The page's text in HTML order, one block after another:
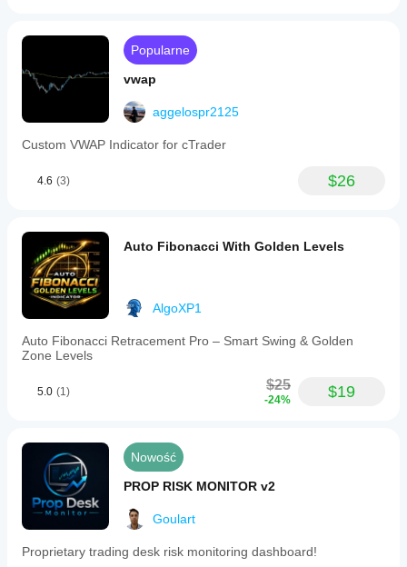
Popularne
vwap
aggelospr2125
Custom VWAP Indicator for cTrader
4.6 (3) $26
Auto Fibonacci With Golden Levels
AlgoXP1
Auto Fibonacci Retracement Pro – Smart Swing & Golden
Zone Levels
5.0 (1) $25
-24% $19
Nowość
PROP RISK MONITOR v2
Goulart
Proprietary trading desk risk monitoring dashboard!